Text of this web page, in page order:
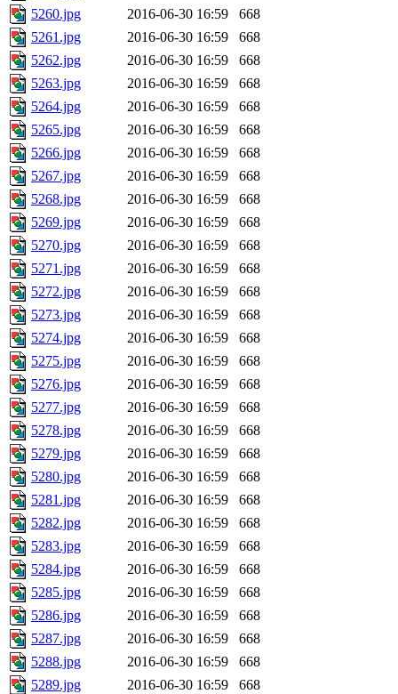
5260.jpg
2016-06-30 16:59
668
5261.jpg
2016-06-30 16:59
668
5262.jpg
2016-06-30 16:59
668
5263.jpg
2016-06-30 16:59
668
5264.jpg
2016-06-30 16:59
668
5265.jpg
2016-06-30 16:59
668
5266.jpg
2016-06-30 16:59
668
5267.jpg
2016-06-30 16:59
668
5268.jpg
2016-06-30 16:59
668
5269.jpg
2016-06-30 16:59
668
5270.jpg
2016-06-30 16:59
668
5271.jpg
2016-06-30 16:59
668
5272.jpg
2016-06-30 16:59
668
5273.jpg
2016-06-30 16:59
668
5274.jpg
2016-06-30 16:59
668
5275.jpg
2016-06-30 16:59
668
5276.jpg
2016-06-30 16:59
668
5277.jpg
2016-06-30 16:59
668
5278.jpg
2016-06-30 16:59
668
5279.jpg
2016-06-30 16:59
668
5280.jpg
2016-06-30 16:59
668
5281.jpg
2016-06-30 16:59
668
5282.jpg
2016-06-30 16:59
668
5283.jpg
2016-06-30 16:59
668
5284.jpg
2016-06-30 16:59
668
5285.jpg
2016-06-30 16:59
668
5286.jpg
2016-06-30 16:59
668
5287.jpg
2016-06-30 16:59
668
5288.jpg
2016-06-30 16:59
668
5289.jpg
2016-06-30 16:59
668